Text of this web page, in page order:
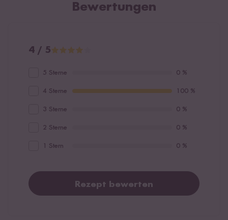
Bewertungen
4 / 5
5 Sterne 0 %
4 Sterne 100 %
3 Sterne 0 %
2 Sterne 0 %
1 Stern 0 %
Rezept bewerten